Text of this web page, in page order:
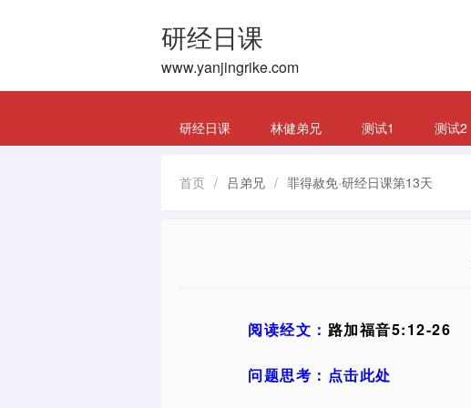
研经日课
www.yanjingrike.com
研经日课 林健弟兄 测试1 测试2
首页 / 吕弟兄 / 罪得赦免·研经日课第13天
阅读经文： 路加福音5:12-26
问题思考：点击此处